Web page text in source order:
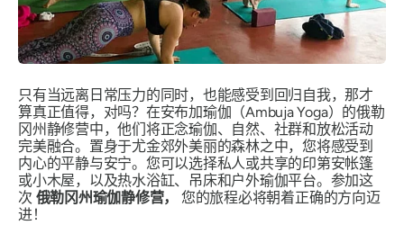
只有当远离日常压力的同时，也能感受到回归自我，那才
算真正值得，对吗？在安布加瑜伽（Ambuja Yoga）的俄勒
冈州静修营中，他们将正念瑜伽、自然、社群和放松活动
完美融合。置身于尤金郊外美丽的森林之中，您将感受到
内心的平静与安宁。您可以选择私人或共享的印第安帐篷
或小木屋，以及热水浴缸、吊床和户外瑜伽平台。参加这
次 俄勒冈州瑜伽静修营，
您的旅程必将朝着正确的方向迈
进！